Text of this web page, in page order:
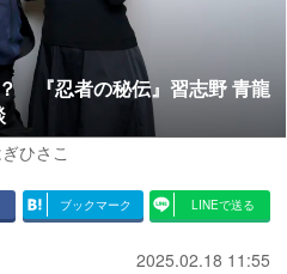
『忍者の秘伝』習志野 青龍
ひさこ
ブックマーク LINEで送る
2025.02.18 11:55